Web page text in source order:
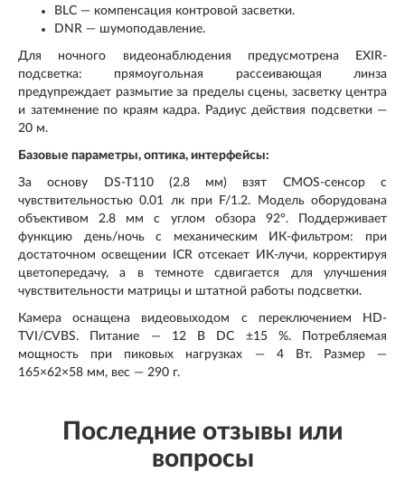
BLC — компенсация контровой засветки.
DNR — шумоподавление.
Для ночного видеонаблюдения предусмотрена EXIR-
подсветка: прямоугольная рассеивающая линза
предупреждает размытие за пределы сцены, засветку центра
и затемнение по краям кадра. Радиус действия подсветки —
20 м.
Базовые параметры, оптика, интерфейсы:
За основу DS-T110 (2.8 мм) взят CMOS-сенсор с
чувствительностью 0.01 лк при F/1.2. Модель оборудована
объективом 2.8 мм с углом обзора 92°. Поддерживает
функцию день/ночь с механическим ИК-фильтром: при
достаточном освещении ICR отсекает ИК-лучи, корректируя
цветопередачу, а в темноте сдвигается для улучшения
чувствительности матрицы и штатной работы подсветки.
Камера оснащена видеовыходом с переключением HD-
TVI/CVBS. Питание — 12 В DC ±15 %. Потребляемая
мощность при пиковых нагрузках — 4 Вт. Размер —
165×62×58 мм, вес — 290 г.
Последние отзывы или
вопросы